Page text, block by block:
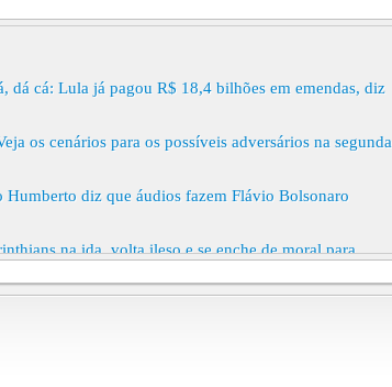
dá cá: Lula já pagou R$ 18,4 bilhões em emendas, diz
os cenários para os possíveis adversários na segunda
diz que áudios fazem Flávio Bolsonaro
na ida, volta ileso e se enche de moral para